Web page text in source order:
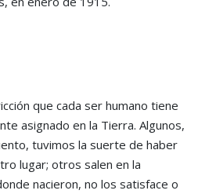
que cada ser humano tiene
asignado en la Tierra. Algunos,
tuvimos la suerte de haber
lugar; otros salen en la
nacieron, no los satisface o